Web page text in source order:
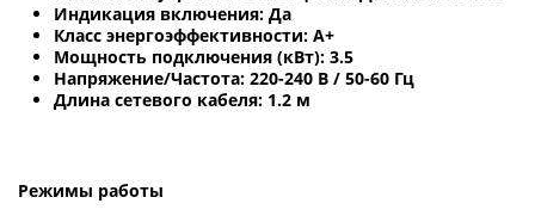
Индикация включения: Да
Класс энергоэффективности: A+
Мощность подключения (кВт): 3.5
Напряжение/Частота: 220-240 В / 50-60 Гц
Длина сетевого кабеля: 1.2 м
Режимы работы